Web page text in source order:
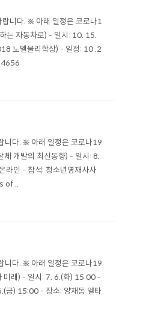
니다. ※ 아래 일정은 코로나1
는 자동차로) - 일시: 10. 15.
노벨물리학상) - 일정: 10 .2
니다. ※ 아래 일정은 코로나19
개발의 최신동향) - 일시: 8.
인 - 참석: 청소년영재사사
of ..
니다. ※ 아래 일정은 코로나19
미래) - 일시: 7. 6.(화) 15:00 -
금) 15:00 - 장소: 양재동 엘타